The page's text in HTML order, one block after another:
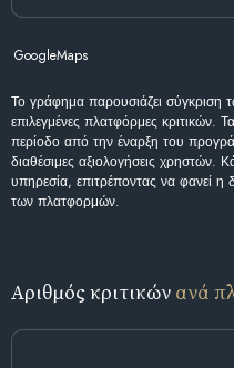
GoogleMaps
Το γράφημα παρουσιάζει σύγκριση
επιλεγμένες πλατφόρμες κριτικών.
περίοδο από την έναρξη του
διαθέσιμες αξιολογήσεις χρηστών.
υπηρεσία, επιτρέποντας να φανεί η
των πλατφορμών.
Αριθμός κριτικών ανά